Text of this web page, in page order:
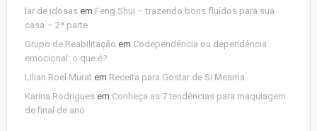
lar de idosasem Feng Shui – trazendo bons fluídos para sua
casa – 2ª parte
Grupo de Reabilitação em Codependência ou dependência
emocional: o que é?
Lilian Roel Muratem Receita para Gostar de Si Mesma
Karina Rodriguesem Conheça as 7 tendências para maquiagem
de final de ano